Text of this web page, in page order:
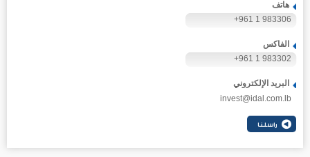
هاتف
+961 1 983306
الفاكس
+961 1 983302
البريد الإلكتروني
invest@idal.com.lb